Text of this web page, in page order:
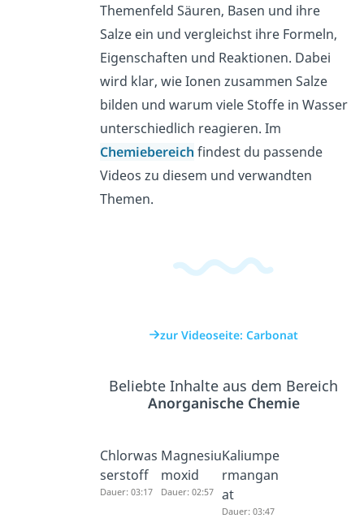
Themenfeld Säuren, Basen und ihre
Salze ein und vergleichst ihre Formeln,
Eigenschaften und Reaktionen. Dabei
wird klar, wie Ionen zusammen Salze
bilden und warum viele Stoffe in Wasser
unterschiedlich reagieren. Im
Chemiebereich findest du passende
Videos zu diesem und verwandten
Themen.
zur Videoseite: Carbonat
Beliebte Inhalte aus dem Bereich
Anorganische Chemie
Chlorwas
serstoff
Dauer: 03:17
Magnesiu
moxid
Dauer: 02:57
Kaliumpe
rmangan
at
Dauer: 03:47